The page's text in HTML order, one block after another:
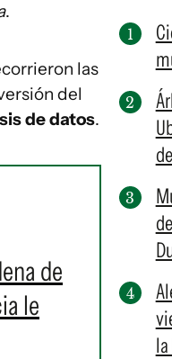
.
las
del
de datos.
de
le